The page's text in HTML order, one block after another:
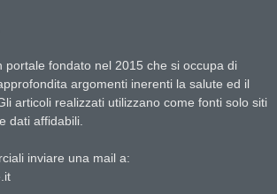
portale fondato nel 2015 che si occupa di
argomenti inerenti la salute ed il
articoli realizzati utilizzano come fonti solo siti
dati affidabili.
inviare una mail a: